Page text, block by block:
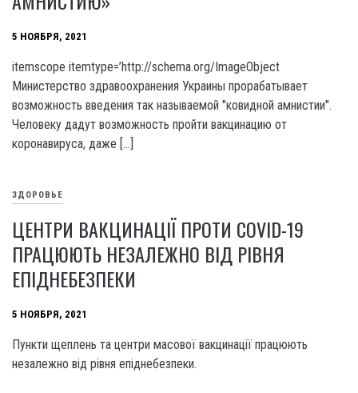
5 НОЯБРЯ, 2021
itemscope itemtype=’http://schema.org/ImageObject
Министерство здравоохранения Украины прорабатывает
возможность введения так называемой "ковидной амнистии".
Человеку дадут возможность пройти вакцинацию от
коронавируса, даже […]
ЗДОРОВЬЕ
ЦЕНТРИ ВАКЦИНАЦІЇ ПРОТИ COVID-19
ПРАЦЮЮТЬ НЕЗАЛЕЖНО ВІД РІВНЯ
ЕПІДНЕБЕЗПЕКИ
5 НОЯБРЯ, 2021
Пункти щеплень та центри масової вакцинації працюють
незалежно від рівня епіднебезпеки.